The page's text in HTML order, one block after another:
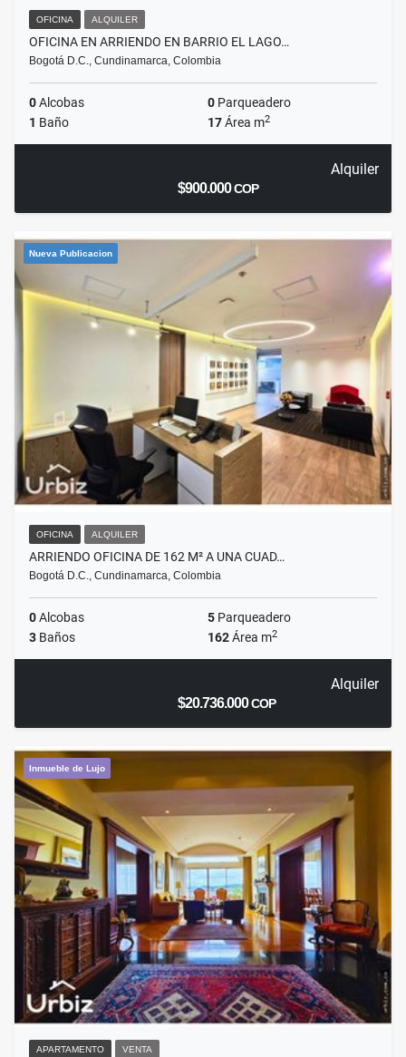
OFICINA ALQUILER
OFICINA EN ARRIENDO EN BARRIO EL LAGO…
Bogotá D.C., Cundinamarca, Colombia
0Alcobas 0 Parqueadero
1 Baño 17Área m2
Alquiler
$900.000COP
Nueva Publicacion
OFICINA ALQUILER
ARRIENDO OFICINA DE 162 M² A UNA CUAD…
Bogotá D.C., Cundinamarca, Colombia
0Alcobas 5 Parqueadero
3 Baños 162Área m2
Alquiler
$20.736.000COP
Inmueble de Lujo
APARTAMENTO VENTA